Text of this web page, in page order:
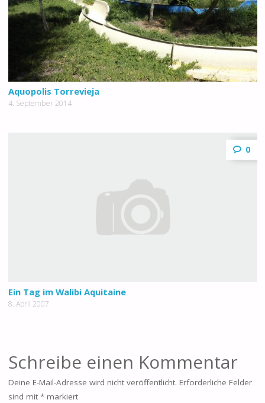
Aquopolis Torrevieja
4. September 2014
0
Ein Tag im Walibi Aquitaine
8. April 2007
Schreibe einen Kommentar
Deine E-Mail-Adresse wird nicht veröffentlicht. Erforderliche Felder
sind mit *markiert